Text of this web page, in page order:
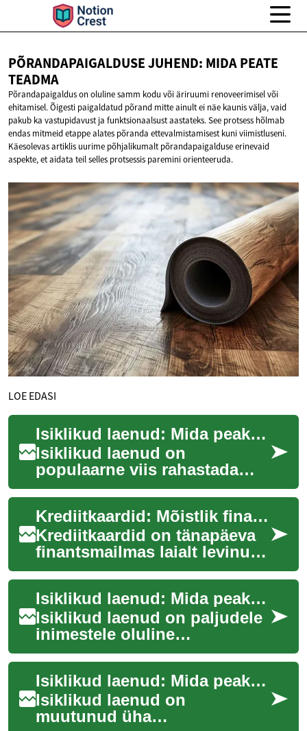
PÕRANDAPAIGALDUSE JUHEND: MIDAPEATE
TEADMA
Põrandapaigaldus on oluline samm kodu või äriruumi renoveerimisel või
ehitamisel. Õigesti paigaldatud põrand mitte ainult ei näe kaunis välja, vaid
pakub ka vastupidavust ja funktsionaalsust aastateks. See protsess hõlmab
endas mitmeid etappe alates põranda ettevalmistamisest kuni viimistluseni.
Käesolevas artiklis uurime põhjalikumalt põrandapaigalduse erinevaid
aspekte, et aidata teil selles protsessis paremini orienteeruda.
LOE EDASI
Isiklikud laenud: Mida peaksite teadma
Isiklikud laenud on
populaarne viis rahastada
suuri ostusid või
konsolideerida olemasolevaid
võlgasid. Need võimaldav...Krediitkaardid: Mõistlik finantsvahend või ohtlik võlalõks?
Krediitkaardid on tänapäeva
finantsmailmas laialt levinud
makseviis, mis pakub
kasutajatele nii mugavust kui
ka paind...
Isiklikud laenud: Mida peaksite teadma enne laenu võtmist
Isiklikud laenud on paljudele
inimestele oluline
finantseerimisviis, mis
võimaldab katta ootamatuid
kulutusi või teos...
Isiklikud laenud: Mida peaks teadma enne taotlemist
Isiklikud laenud on
muutunud üha